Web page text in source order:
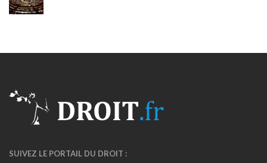
SUIVEZ LE PORTAIL DU DROIT :